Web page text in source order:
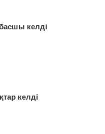
келді
келді